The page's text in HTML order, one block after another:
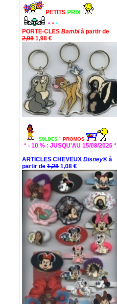
PETITS PRIX
* * *
PORTE-CLES Bambià partir de
2,98 1,98 €
SOLDES * PROMOS
* - 10 % : JUSQU'AU 15/08/2026 *
ARTICLES CHEVEUX Disney® à
partir de 1,28 1,08 €